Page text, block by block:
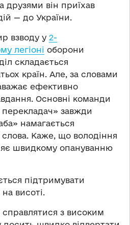
друзями він приїхав
— до України.
взводу у 2-
легіоні оборони
складається
країн. Але, за словами
ефективно
Основні команди
перекладач» завжди
намагається
слова. Каже, що володіння
швидкому опануванню
підтримувати
висоті.
з високим